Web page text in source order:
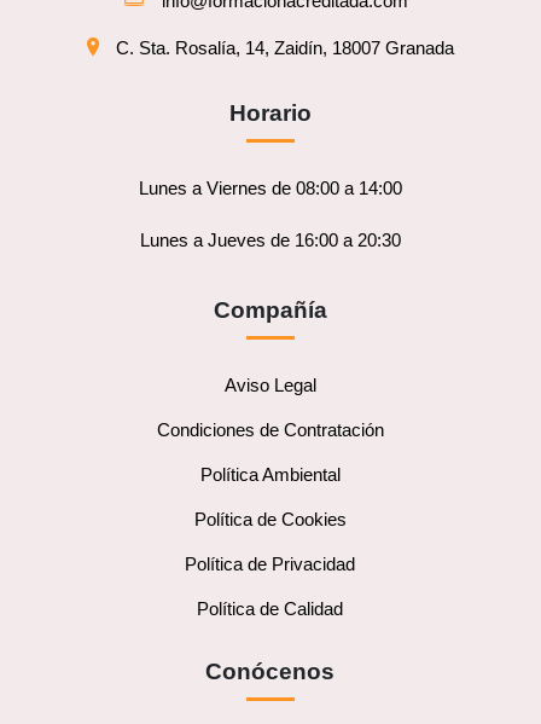
C. Sta. Rosalía, 14, Zaidín, 18007 Granada
Horario
Lunes a Viernes de 08:00 a 14:00
Lunes a Jueves de 16:00 a 20:30
Compañía
Aviso Legal
Condiciones de Contratación
Política Ambiental
Política de Cookies
Política de Privacidad
Política de Calidad
Conócenos